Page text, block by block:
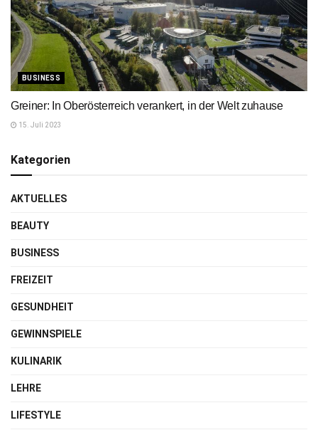
BUSINESS
Greiner: In Oberösterreich verankert, in der Welt zuhause
15. Juli 2023
Kategorien
AKTUELLES
BEAUTY
BUSINESS
FREIZEIT
GESUNDHEIT
GEWINNSPIELE
KULINARIK
LEHRE
LIFESTYLE